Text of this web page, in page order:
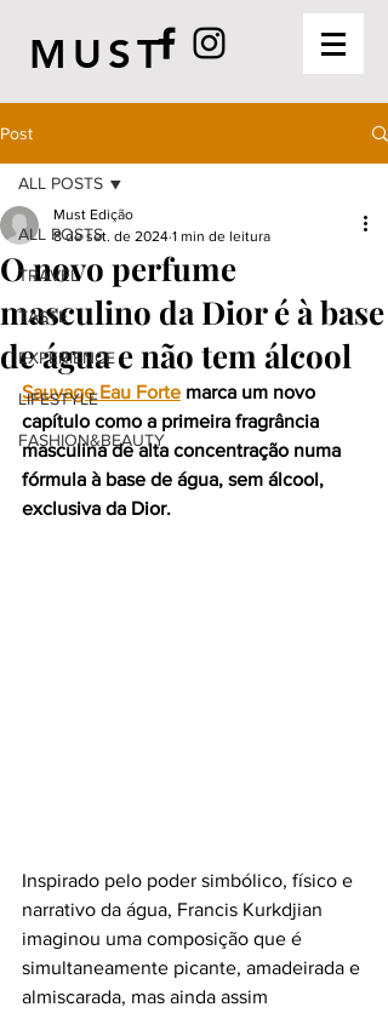
MUST
Post
ALL POSTS
TRAVEL
TASTE
EXPERIENCE
LIFESTYLE
FASHION&BEAUTY
ALL POSTS
O novo perfume
masculino da Dior é à base
de água e não tem álcool
Must Edição
8 de set. de 2024 1 min de leitura
Sauvage Eau Forte marca um novo
capítulo como a primeira fragrância
masculina de alta concentração numa
fórmula à base de água, sem álcool,
exclusiva da Dior.
Inspirado pelo poder simbólico, físico e
narrativo da água, Francis Kurkdjian
imaginou uma composição que é
simultaneamente picante, amadeirada e
almiscarada, mas ainda assim